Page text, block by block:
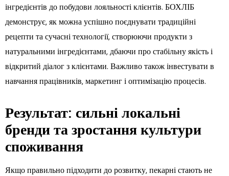
інгредієнтів до побудови лояльності клієнтів. БОХЛІБ
демонструє, як можна успішно поєднувати традиційні
рецепти та сучасні технології, створюючи продукти з
натуральними інгредієнтами, дбаючи про стабільну якість і
відкритий діалог з клієнтами. Важливо також інвестувати в
навчання працівників, маркетинг і оптимізацію процесів.
Результат: сильні локальні
бренди та зростання культури
споживання
Якщо правильно підходити до розвитку, пекарні стають не